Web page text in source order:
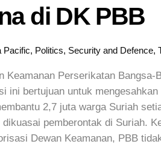
di DK PBB
Pacific, Politics, Security and Defence,
Perserikatan
ini bertujuan untuk
2,7 juta warga Suriah
pemberontak di Suriah.
Dewan Keamanan, PBB